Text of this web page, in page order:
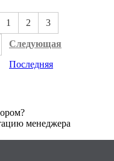
1 2 3
Следующая
Последняя
менеджера